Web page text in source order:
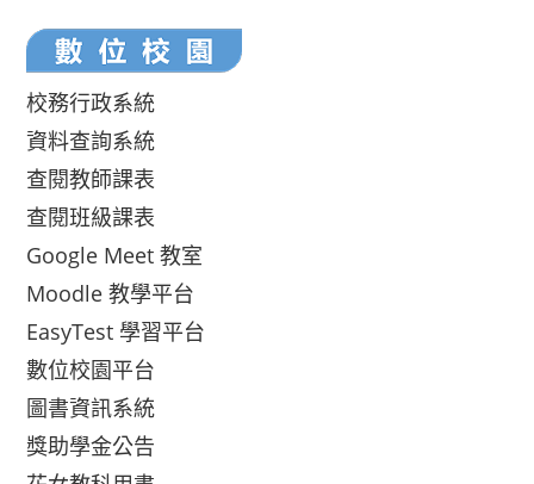
校務行政系統
資料查詢系統
查閱教師課表
查閱班級課表
Google Meet 教室
Moodle 教學平台
EasyTest 學習平台
數位校園平台
圖書資訊系統
獎助學金公告